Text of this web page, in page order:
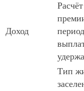
Доход
Тип